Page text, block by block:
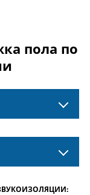
пола по